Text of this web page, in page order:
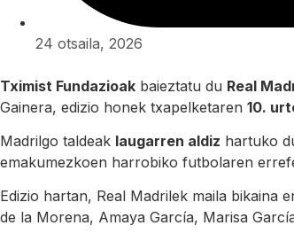
24 otsaila, 2026
Tximist Fundazioak baieztatu du Real
Gainera, edizio honek txapelketaren 10.
Madrilgo taldeak laugarren aldiz hartuko
emakumezkoen harrobiko futbolaren
Edizio hartan, Real Madrilek maila bikaina
de la Morena, Amaya García, Marisa